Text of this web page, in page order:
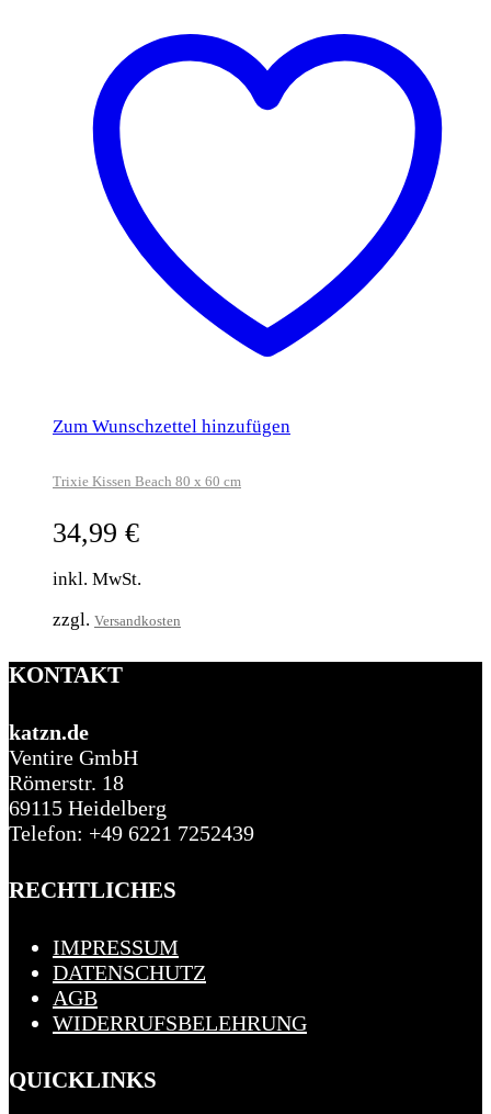
Zum Wunschzettel hinzufügen
Trixie Kissen Beach 80 x 60 cm
34,99 €
inkl. MwSt.
zzgl. Versandkosten
KONTAKT
katzn.de
Ventire GmbH
Römerstr. 18
69115 Heidelberg
Telefon: +49 6221 7252439
RECHTLICHES
IMPRESSUM
DATENSCHUTZ
AGB
WIDERRUFSBELEHRUNG
QUICKLINKS